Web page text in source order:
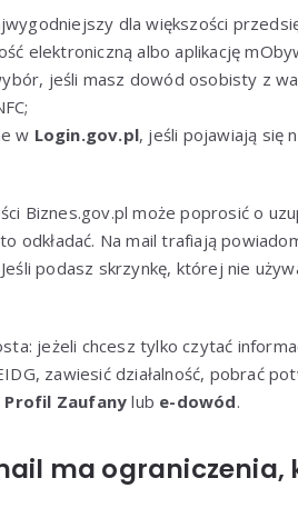
dla większości
elektroniczną albo aplikację
jeśli masz dowód osobisty z
w Login.gov.pl, jeśli pojawiają się
Biznes.gov.pl może poprosić o
odkładać. Na mail trafiają
podasz skrzynkę, której nie
jeżeli chcesz tylko czytać
zawiesić działalność, pobrać
Profil Zaufany lub e-dowód.
ma ograniczenia,